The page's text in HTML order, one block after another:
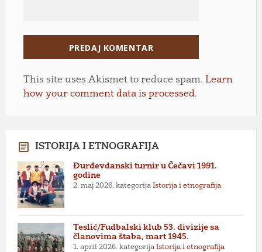
This site uses Akismet to reduce spam. Learn
how your comment data is processed.
ISTORIJA I ETNOGRAFIJA
Đurđevdanski turnir u Čečavi 1991.
godine
2. maj 2026. kategorija Istorija i etnografija
Teslić/Fudbalski klub 53. divizije sa
članovima štaba, mart 1945.
1. april 2026. kategorija Istorija i etnografija